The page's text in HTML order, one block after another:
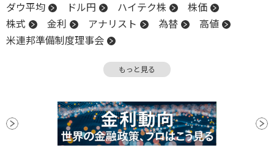
ダウ平均 ドル円 ハイテク株
株価
株式
金利 アナリスト 為替
高値
米連邦準備制度理事会
時価総額
長期金利
決算 続伸 利下げ
もっと見る